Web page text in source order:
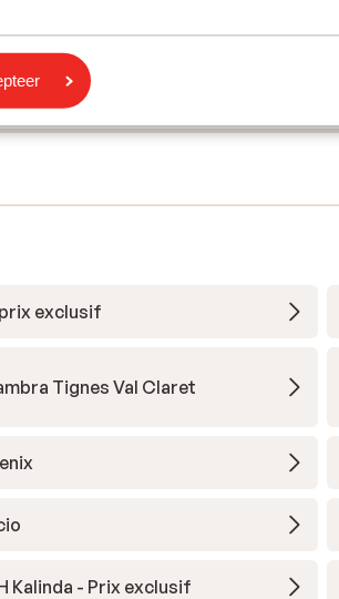
exclusif
Tignes Val Claret
Kalinda - Prix exclusif